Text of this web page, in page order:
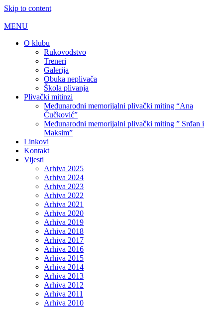
Skip to content
MENU
O klubu
Rukovodstvo
Treneri
Galerija
Obuka neplivača
Škola plivanja
Plivački mitinzi
Međunarodni memorijalni plivački miting “Ana
Čučković”
Međunarodni memorijalni plivački miting ” Srđan i
Maksim”
Linkovi
Kontakt
Vijesti
Arhiva 2025
Arhiva 2024
Arhiva 2023
Arhiva 2022
Arhiva 2021
Arhiva 2020
Arhiva 2019
Arhiva 2018
Arhiva 2017
Arhiva 2016
Arhiva 2015
Arhiva 2014
Arhiva 2013
Arhiva 2012
Arhiva 2011
Arhiva 2010